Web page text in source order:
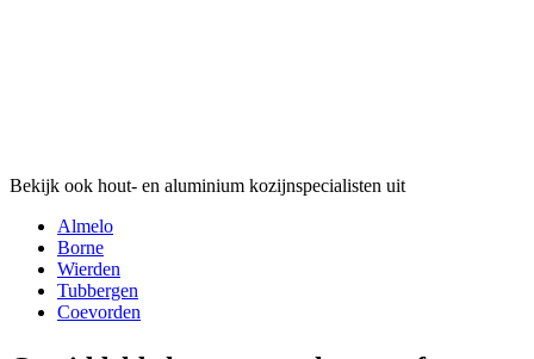
Bekijk ook hout- en aluminium kozijnspecialisten uit
Almelo
Borne
Wierden
Tubbergen
Coevorden